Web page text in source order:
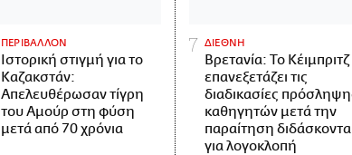
ΠΕΡΙΒΑΛΛΟΝ
Ιστορική στιγμή για το
Καζακστάν:
Απελευθέρωσαν τίγρη
του Αμούρ στη φύση
μετά από 70 χρόνια
ΔΙΕΘΝΗ
Βρετανία: Το Κέιμπριτζ
επανεξετάζει τις
διαδικασίες
καθηγητών μετά την
παραίτηση διδάσκοντα
για λογοκλοπή